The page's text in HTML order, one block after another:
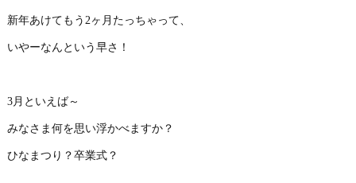
新年あけてもう2ヶ月たっちゃって、
いやーなんという早さ！
3月といえば～
みなさま何を思い浮かべますか？
ひなまつり？卒業式？